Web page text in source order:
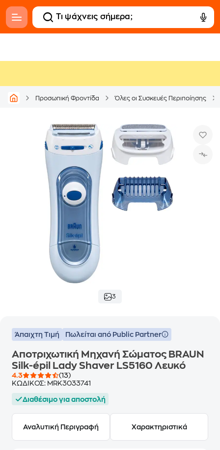
Προσωπική Φροντίδα Όλες οι Συσκευές Περιποίησης
3
Άπαιχτη Τιμή Πωλείται από Public Partner
Αποτριχωτική Μηχανή Σώματος BRAUN
Silk-épil Lady Shaver LS5160 Λευκό
4.3
(13)
ΚΩΔΙΚΟΣ: MRK3033741
Διαθέσιμο για αποστολή
Αναλυτική Περιγραφή Χαρακτηριστικά